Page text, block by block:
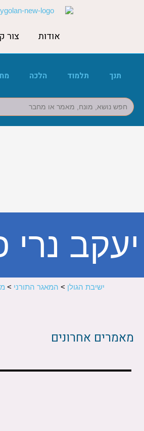
אודות צור
תנך תלמוד הלכה
Search
for:
יעקב נרי
ישיבת הגולן > המאגר התורני >
מאמרים אחרונים